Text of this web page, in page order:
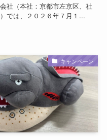
社（本社：京都市左京区、社
では、２０２６年７月１...
キャンペーン